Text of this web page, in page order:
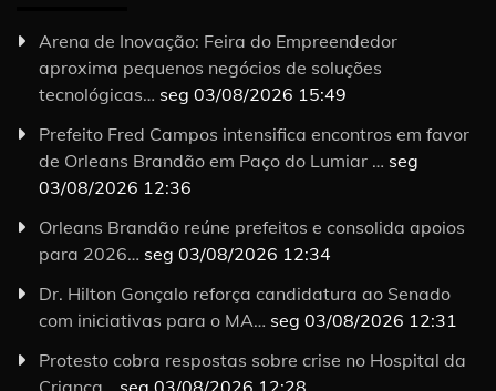
Arena de Inovação: Feira do Empreendedor
aproxima pequenos negócios de soluções
tecnológicas… seg 03/08/2026 15:49
Prefeito Fred Campos intensifica encontros em favor
de Orleans Brandão em Paço do Lumiar … seg
03/08/2026 12:36
Orleans Brandão reúne prefeitos e consolida apoios
para 2026… seg 03/08/2026 12:34
Dr. Hilton Gonçalo reforça candidatura ao Senado
com iniciativas para o MA… seg 03/08/2026 12:31
Protesto cobra respostas sobre crise no Hospital da
Criança…
seg 03/08/2026 12:28